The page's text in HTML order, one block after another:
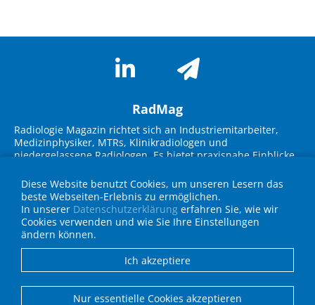
RadMag
Radiologie Magazin richtet sich an Industriemitarbeiter,
Medizinphysiker, MTRs, Klinikradiologen und
niedergelassene Radiologen. Es bietet praxisnahe Einblicke
Lösungen. Im Fokus stehen Themen wie KI-Integration,
Workflow-Optimierung, strukturierte Befundung und
Strahlenschutz. Experteninterviews, Fallbeispiele und
Geräteübersichten unterstützen die Zielgruppe bei
Entscheidungen für die Praxis und fördern den
Anbieterverzeichnis
Diese Website benutzt Cookies, um unseren Lesern das
beste Webseiten-Erlebnis zu ermöglichen.
In unserer Datenschutzerklärung erfahren Sie, wie wir
Cookies verwenden und wie Sie Ihre Einstellungen
ändern können.
Ich akzeptiere
Nur essentielle Cookies akzeptieren